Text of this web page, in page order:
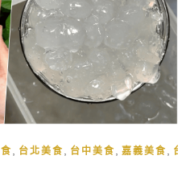
台北美食 台中美食 嘉義美食 台